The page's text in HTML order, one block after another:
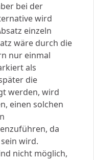
bei der
wird
einzeln
wäre durch die
nur einmal
als
die
werden, wird
einen solchen
da
wird.
nicht möglich,